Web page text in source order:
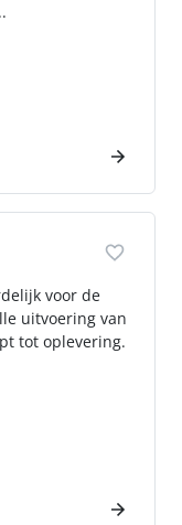
voor de
uitvoering van
tot oplevering.